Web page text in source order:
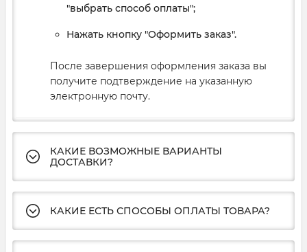
"выбрать способ оплаты";
Нажать кнопку "Оформить заказ".
После завершения оформления заказа вы
получите подтверждение на указанную
электронную почту.
КАКИЕ ВОЗМОЖНЫЕ ВАРИАНТЫ
ДОСТАВКИ?
КАКИЕ ЕСТЬ СПОСОБЫ ОПЛАТЫ ТОВАРА?